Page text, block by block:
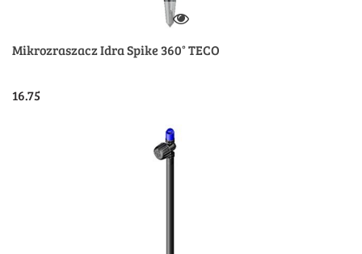
Mikrozraszacz Idra Spike 360° TECO
16.75